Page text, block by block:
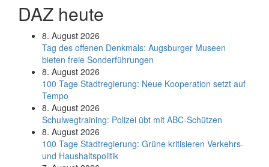
DAZ heute
8. August 2026
Tag des offenen Denkmals: Augsburger Museen
bieten freie Sonderführungen
8. August 2026
100 Tage Stadtregierung: Neue Kooperation setzt auf
Tempo
8. August 2026
Schul­weg­trai­ning: Poli­zei übt mit ABC-Schüt­zen
8. August 2026
100 Tage Stadtregierung: Grüne kritisieren Verkehrs-
und Haushaltspolitik